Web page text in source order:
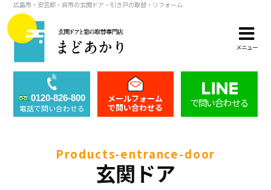
広島市・安芸郡・呉市の玄関ドア・引き戸の取替・リフォーム
メニュー
0120-826-800
電話で問い合わせる
メールフォーム
で問い合わせる で問い合わせる
products-entrance-door
玄関ドア